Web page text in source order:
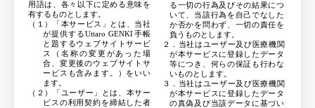
第５条 情報の取得
当社は、ユーザーの個人情報を利用目的の達成に必要な範囲で、適
正かつ適法に取得いたします。
第６条 利用目的の特定等
当社は、ユーザーの個人情報につき利用目的を特定したうえで、
ユーザーの個人情報を取得するにあたっては、その利用目的を通
知、公表または明示するとともに、法令等に定められた安全管理
措置に基づき、当該利用目的の範囲で取り扱うことといたしま
す。
用語は、各々以下に定める意味を
有するものとします。
（１）「本サービス」とは、当社
が提供する
Uttaro GENKI手帳
と題するウェブサイトサービ
ス（名称の変更があった場
合、変更後のウェブサイトサ
ービスも含みます。）をいい
ます。
（２）「ユーザー」とは、本サー
ビスの利用契約を締結した者
る一切の行為及びその結果につ
いて、当該行為を自己でなした
か否かを問わず、一切の責任を
負うものとします。
２．当社はユーザー及び医療機関
が本サービスに登録したデータ
等につき、何らの保証も行わな
いものとします。
３．当社はユーザー及び医療機関
が本サービスに登録したデータ
の真偽及び当該データに基づい